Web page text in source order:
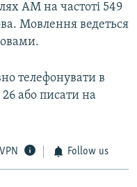
АМ на частоті 549
Мовлення ведеться
телефонувати в
або писати на
Follow us